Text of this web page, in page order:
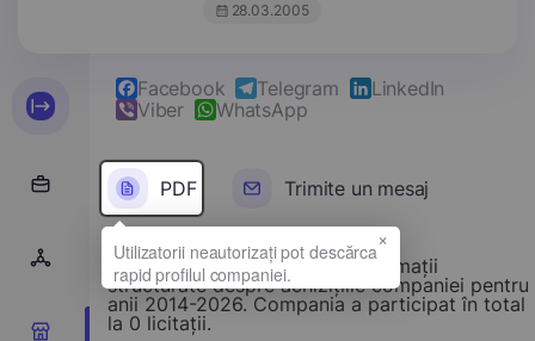
28.03.2005
0
Facebook Telegram
LinkedIn
Viber
WhatsApp
PDF Trimite un mesaj
Acest compartiment oferă informații
structurate despre achizițiile companiei pentru
anii 2014-2026. Compania a participat în total
la 0 licitații.
×